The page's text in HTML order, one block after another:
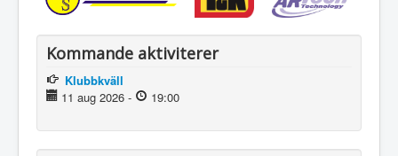
Kommande aktiviterer
Klubbkväll
11 aug 2026 - 19:00